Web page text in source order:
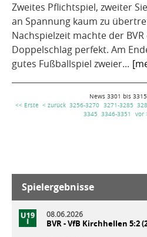
Zweites Pflichtspiel, zweiter
an Spannung kaum zu
Nachspielzeit machte der
Doppelschlag perfekt. Am
gutes Fußballspiel zweier...
News 3301 bis
<< Erste < zurück 3256-3270 3271-3285
3345 3346-3351 vor
Spielergebnisse
08.06.2026
BVR - VfB Kirchhellen 5:2